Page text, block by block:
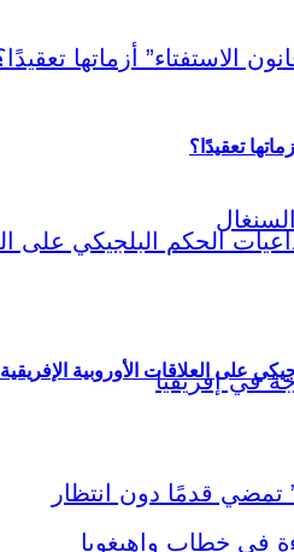
على العلاقات الأوروبية الإفريقية
تعقيدًا؟